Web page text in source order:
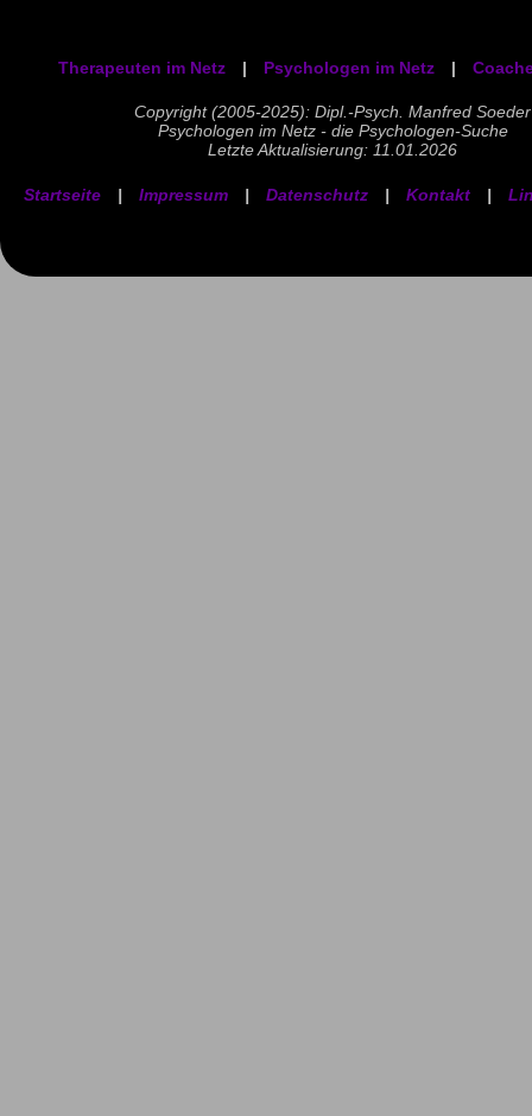
Therapeuten im Netz | Psychologen im Netz |
Copyright (2005-2025): Dipl.-Psych. Manfred Soeder
Psychologen im Netz - die Psychologen-Suche
Letzte Aktualisierung: 11.01.2026
Startseite | Impressum | Datenschutz | Kontakt |